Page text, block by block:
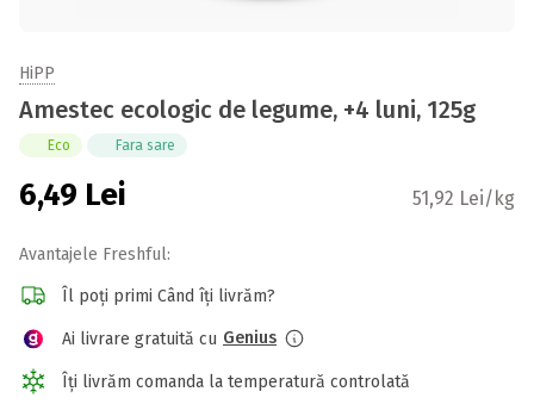
HiPP
Amestec ecologic de legume, +4 luni, 125g
Eco Fara sare
6,49 Lei 51,92 Lei/kg
Avantajele Freshful:
Îl poți primi Când îți livrăm?
Ai livrare gratuită cu Genius
Îți livrăm comanda la temperatură controlată